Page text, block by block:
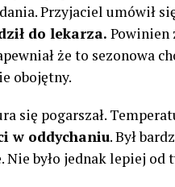
Przyjaciel umówił
do lekarza. Powinien
że to sezonowa
obojętny.
się pogarszał.
w oddychaniu. Był
Nie było jednak lepiej od